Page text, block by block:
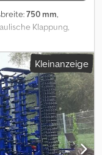
750 mm,
Klappung,
Walze,
Csdpfexbp D Sex
Kleinanzeige